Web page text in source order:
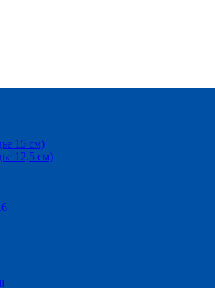
15 см)
12,5 см)